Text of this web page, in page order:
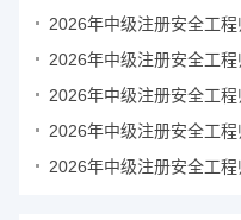
2026年中级注册安全工
2026年中级注册安全工
2026年中级注册安全工